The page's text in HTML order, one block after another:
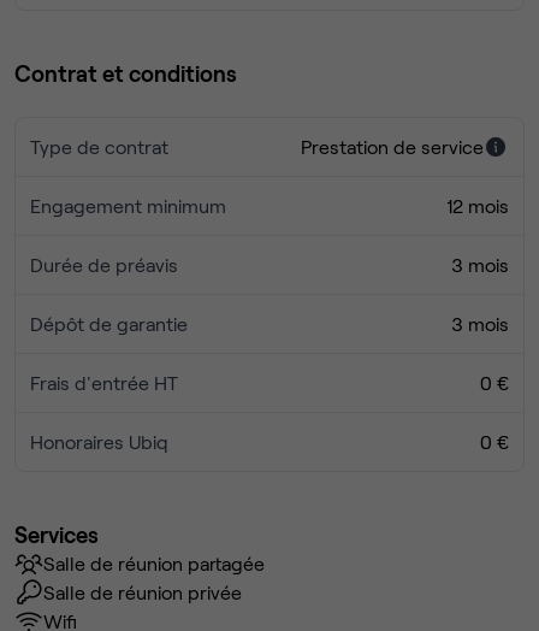
Contrat et conditions
Type de contrat Prestation de service
Engagement minimum 12 mois
Durée de préavis 3 mois
Dépôt de garantie 3 mois
Frais d'entrée HT 0 €
Honoraires Ubiq 0 €
Services
Salle de réunion partagée
Salle de réunion privée
Wifi